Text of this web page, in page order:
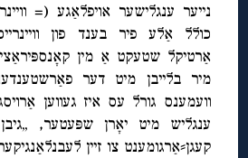
כולל אַלע פיר בענד פון
אַרטיקל שטעקט אַ מין
מיר בלייבן מיט דער
וועמענס גורל עס איז געווען
ענגליש מיט יאָרן שפּעטער,
קעגן⸗אַרגומענט צו זיין